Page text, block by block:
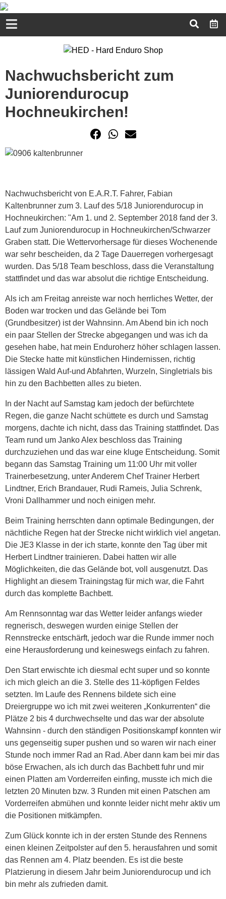
Nachwuchsbericht zum
Juniorendurocup
Hochneukirchen!
Nachwuchsbericht von E.A.R.T. Fahrer, Fabian
Kaltenbrunner zum 3. Lauf des 5/18 Juniorendurocup in
Hochneukirchen: "Am 1. und 2. September 2018 fand der 3.
Lauf zum Juniorendurocup in Hochneukirchen/Schwarzer
Graben statt. Die Wettervorhersage für dieses Wochenende
war sehr bescheiden, da 2 Tage Dauerregen vorhergesagt
wurden. Das 5/18 Team beschloss, dass die Veranstaltung
stattfindet und das war absolut die richtige Entscheidung.
Als ich am Freitag anreiste war noch herrliches Wetter, der
Boden war trocken und das Gelände bei Tom
(Grundbesitzer) ist der Wahnsinn. Am Abend bin ich noch
ein paar Stellen der Strecke abgegangen und was ich da
gesehen habe, hat mein Enduroherz höher schlagen lassen.
Die Stecke hatte mit künstlichen Hindernissen, richtig
lässigen Wald Auf-und Abfahrten, Wurzeln, Singletrials bis
hin zu den Bachbetten alles zu bieten.
In der Nacht auf Samstag kam jedoch der befürchtete
Regen, die ganze Nacht schüttete es durch und Samstag
morgens, dachte ich nicht, dass das Training stattfindet. Das
Team rund um Janko Alex beschloss das Training
durchzuziehen und das war eine kluge Entscheidung. Somit
begann das Samstag Training um 11:00 Uhr mit voller
Trainerbesetzung, unter Anderem Chef Trainer Herbert
Lindtner, Erich Brandauer, Rudi Rameis, Julia Schrenk,
Vroni Dallhammer und noch einigen mehr.
Beim Training herrschten dann optimale Bedingungen, der
nächtliche Regen hat der Strecke nicht wirklich viel angetan.
Die JE3 Klasse in der ich starte, konnte den Tag über mit
Herbert Lindtner trainieren. Dabei hatten wir alle
Möglichkeiten, die das Gelände bot, voll ausgenutzt. Das
Highlight an diesem Trainingstag für mich war, die Fahrt
durch das komplette Bachbett.
Am Rennsonntag war das Wetter leider anfangs wieder
regnerisch, deswegen wurden einige Stellen der
Rennstrecke entschärft, jedoch war die Runde immer noch
eine Herausforderung und keineswegs einfach zu fahren.
Den Start erwischte ich diesmal echt super und so konnte
ich mich gleich an die 3. Stelle des 11-köpfigen Feldes
setzten. Im Laufe des Rennens bildete sich eine
Dreiergruppe wo ich mit zwei weiteren „Konkurrenten“ die
Plätze 2 bis 4 durchwechselte und das war der absolute
Wahnsinn - durch den ständigen Positionskampf konnten wir
uns gegenseitig super pushen und so waren wir nach einer
Stunde noch immer Rad an Rad. Aber dann kam bei mir das
böse Erwachen, als ich durch das Bachbett fuhr und mir
einen Platten am Vorderreifen einfing, musste ich mich die
letzten 20 Minuten bzw. 3 Runden mit einen Patschen am
Vorderreifen abmühen und konnte leider nicht mehr aktiv um
die Positionen mitkämpfen.
Zum Glück konnte ich in der ersten Stunde des Rennens
einen kleinen Zeitpolster auf den 5. herausfahren und somit
das Rennen am 4. Platz beenden. Es ist die beste
Platzierung in diesem Jahr beim Juniorendurocup und ich
bin mehr als zufrieden damit.